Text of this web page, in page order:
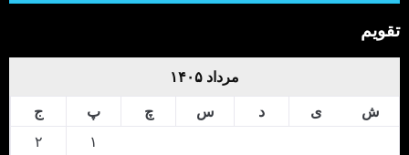
تقویم
مرداد ۱۴۰۵
ش
ی د س چ پ ج
۱
۲